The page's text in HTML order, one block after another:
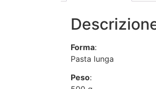
Forma:
Pasta lunga
Peso: